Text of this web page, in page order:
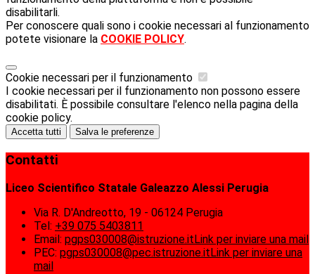
disabilitarli.
Per conoscere quali sono i cookie necessari al funzionamento
potete visionare la COOKIE POLICY.
Cookie necessari per il funzionamento
I cookie necessari per il funzionamento non possono essere
disabilitati. È possibile consultare l'elenco nella pagina della
cookie policy.
Accetta tutti Salva le preferenze
Contatti
Liceo Scientifico Statale Galeazzo Alessi Perugia
Via R. D'Andreotto, 19 - 06124 Perugia
Tel: +39 075 5403811
Email: pgps030008@istruzione.itLink per inviare una mail
PEC: pgps030008@pec.istruzione.itLink per inviare una
mail